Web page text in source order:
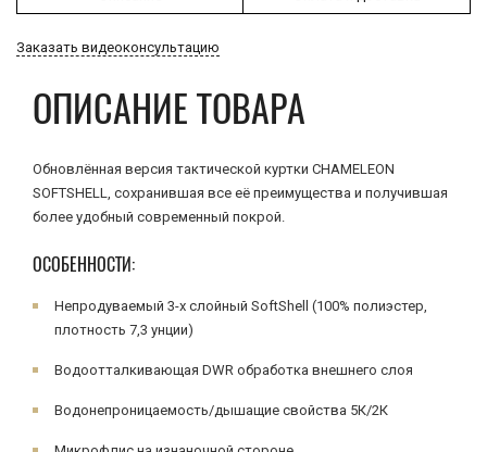
Заказать видеоконсультацию
ОПИСАНИЕ ТОВАРА
Обновлённая версия тактической куртки CHAMELEON
SOFTSHELL, сохранившая все её преимущества и получившая
более удобный современный покрой.
ОСОБЕННОСТИ:
Непродуваемый 3-х слойный SoftShell (100% полиэстер,
плотность 7,3 унции)
Водоотталкивающая DWR обработка внешнего слоя
Водонепроницаемость/дышащие свойства 5К/2К